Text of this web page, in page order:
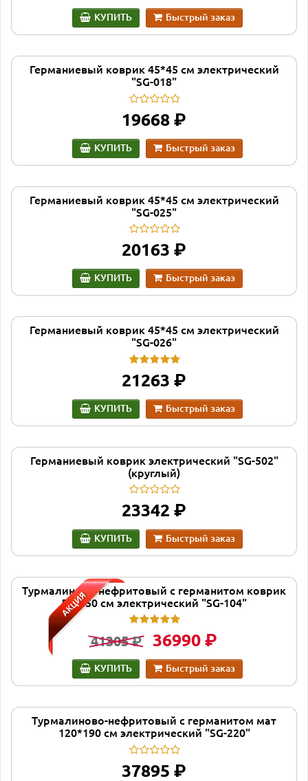
КУПИТЬ Быстрый заказ
Германиевый коврик 45*45 см электрический
"SG-018"
19668 руб.
КУПИТЬ Быстрый заказ
Германиевый коврик 45*45 см электрический
"SG-025"
20163 руб.
КУПИТЬ Быстрый заказ
Германиевый коврик 45*45 см электрический
"SG-026"
21263 руб.
КУПИТЬ Быстрый заказ
Германиевый коврик электрический "SG-502"
(круглый)
23342 руб.
КУПИТЬ Быстрый заказ
Турмалиново-нефритовый с германитом коврик
50*150 см электрический "SG-104"
АКЦИЯ
41305руб.36990 руб.
КУПИТЬ Быстрый заказ
Турмалиново-нефритовый с германитом мат
120*190 см электрический "SG-220"
37895 руб.